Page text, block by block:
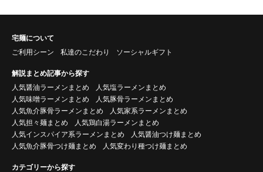
宅麺について
ご利用シーン
私達のこだわり ソーシャルギフト
解説まとめ記事から探す
人気醤油ラーメンまとめ
人気塩ラーメンまとめ
人気味噌ラーメンまとめ
人気豚骨ラーメンまとめ
人気魚介豚骨ラーメンまとめ
人気家系ラーメンまとめ
人気担々麺まとめ
人気鶏白湯ラーメンまとめ
人気インスパイア系ラーメンまとめ
人気醤油つけ麺まとめ
人気魚介豚骨つけ麺まとめ
人気変わり種つけ麺まとめ
カテゴリーから探す